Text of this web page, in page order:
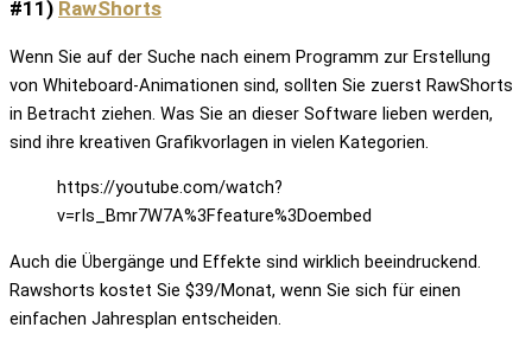
#11) RawShorts
Wenn Sie auf der Suche nach einem Programm zur Erstellung
von Whiteboard-Animationen sind, sollten Sie zuerst RawShorts
in Betracht ziehen. Was Sie an dieser Software lieben werden,
sind ihre kreativen Grafikvorlagen in vielen Kategorien.
https://youtube.com/watch?
v=rIs_Bmr7W7A%3Ffeature%3Doembed
Auch die Übergänge und Effekte sind wirklich beeindruckend.
Rawshorts kostet Sie $39/Monat, wenn Sie sich für einen
einfachen Jahresplan entscheiden.